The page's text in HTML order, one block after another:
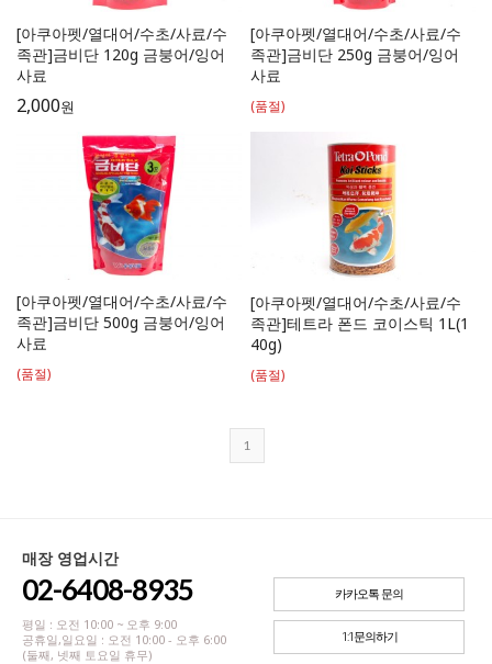
[아쿠아펫/열대어/수초/사료/수
족관]금비단 120g 금붕어/잉어
사료
2,000원
[아쿠아펫/열대어/수초/사료/수
족관]금비단 250g 금붕어/잉어
사료
(품절)
[아쿠아펫/열대어/수초/사료/수
족관]금비단 500g 금붕어/잉어
사료
(품절)
[아쿠아펫/열대어/수초/사료/수
족관]테트라 폰드 코이스틱 1L(1
40g)
(품절)
1
매장 영업시간
02-6408-8935
평일 : 오전 10:00 ~ 오후 9:00
공휴일,일요일 : 오전 10:00 - 오후 6:00
(둘째, 넷째 토요일 휴무)
카카오톡 문의
1:1문의하기